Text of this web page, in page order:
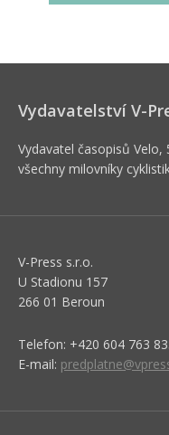
Vydavatelství V-
Vydavatel časopisů
všechny milovníky
V-Press s.r.o.
U Stadionu 157
266 01 Beroun
Telefon: +420 604 763
E-mail: